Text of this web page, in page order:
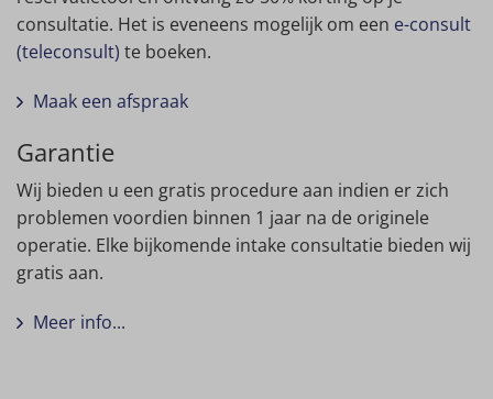
consultatie. Het is eveneens mogelijk om een e-consult
(teleconsult) te boeken.
Maak een afspraak
Garantie
Wij bieden u een gratis procedure aan indien er zich
problemen voordien binnen 1 jaar na de originele
operatie. Elke bijkomende intake consultatie bieden wij
gratis aan.
Meer info...